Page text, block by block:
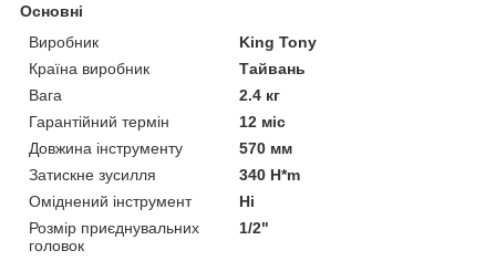
Основні
Виробник
King Tony
Країна виробник
Тайвань
Вага
2.4 кг
Гарантійний термін
12 міс
Довжина інструменту
570 мм
Затискне зусилля
340 H*m
Оміднений інструмент
Ні
Розмір приєднувальних
головок
1/2"